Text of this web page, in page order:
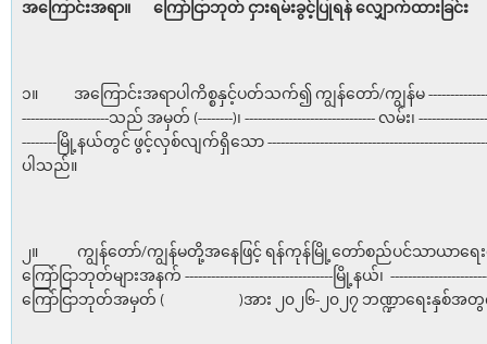
အကြောင်းအရာ။ ကြော်ငြာဘုတ် ငှားရမ်းခွင့်ပြုရန် လျှောက်ထားခြင်း
၁။ အကြောင်းအရာပါကိစ္စနှင့်ပတ်သက်၍ ကျွန်တော်/ကျွန်မ
--------------------သည် အမှတ် (--------)၊ ------------------------------ လမ်း၊
--------မြို့နယ်တွင် ဖွင့်လှစ်လျက်ရှိသော
ပါသည်။
၂။ ကျွန်တော်/ကျွန်မတို့အနေဖြင့် ရန်ကုန်မြို့တော်စည်ပင်သာယာရေ
ကြော်ငြာဘုတ်များအနက် ----------------------------------မြို့နယ်၊
ကြော်ငြာဘုတ်အမှတ် ( )အား ၂၀၂၆-၂၀၂၇ ဘဏ္ဍာရေးနှစ်အတွ